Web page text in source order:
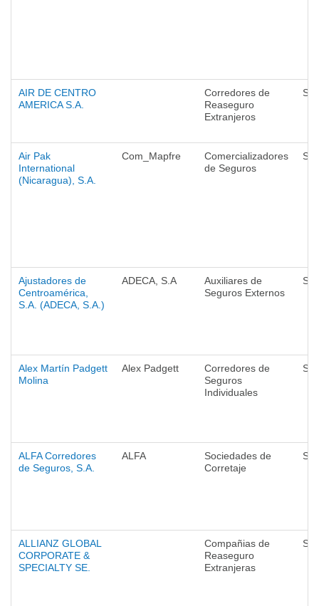
AIR DE CENTRO
AMERICA S.A.
Corredores de
Reaseguro
Extranjeros
Air Pak
International
(Nicaragua), S.A.
Com_Mapfre
Comercializadores
de Seguros
Ajustadores de
Centroamérica,
S.A. (ADECA, S.A.)
ADECA, S.A
Auxiliares de
Seguros Externos
Alex Martín Padgett
Molina
Alex Padgett
Corredores de
Seguros
Individuales
ALFA Corredores
de Seguros, S.A.
ALFA
Sociedades de
Corretaje
ALLIANZ GLOBAL
CORPORATE &
SPECIALTY SE.
Compañias de
Reaseguro
Extranjeras